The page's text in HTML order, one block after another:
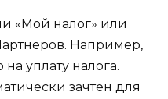
«Мой налог» или
Например,
уплату налога.
зачтен для